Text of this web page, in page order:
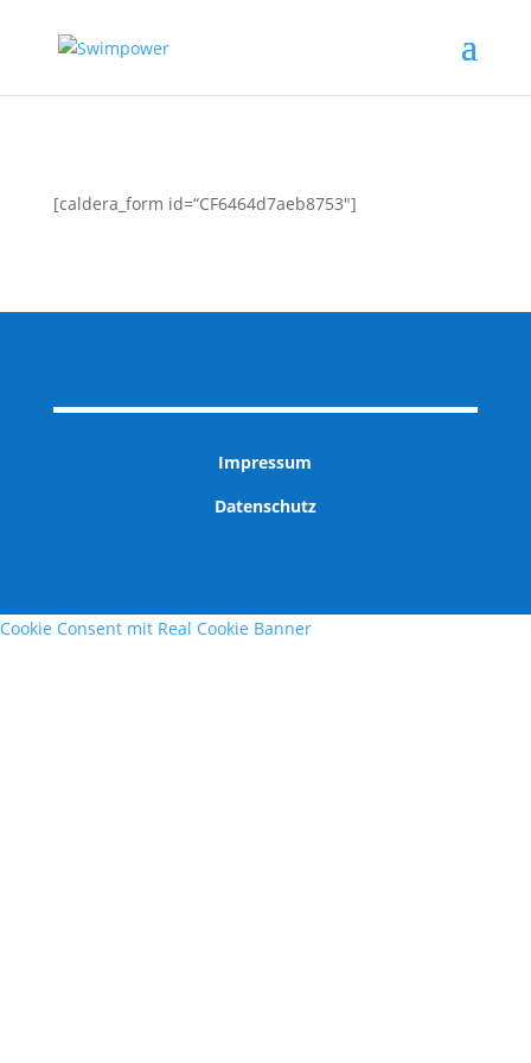
[caldera_form id=“CF6464d7aeb8753″]
Impressum
Datenschutz
Cookie Consent mit Real Cookie Banner